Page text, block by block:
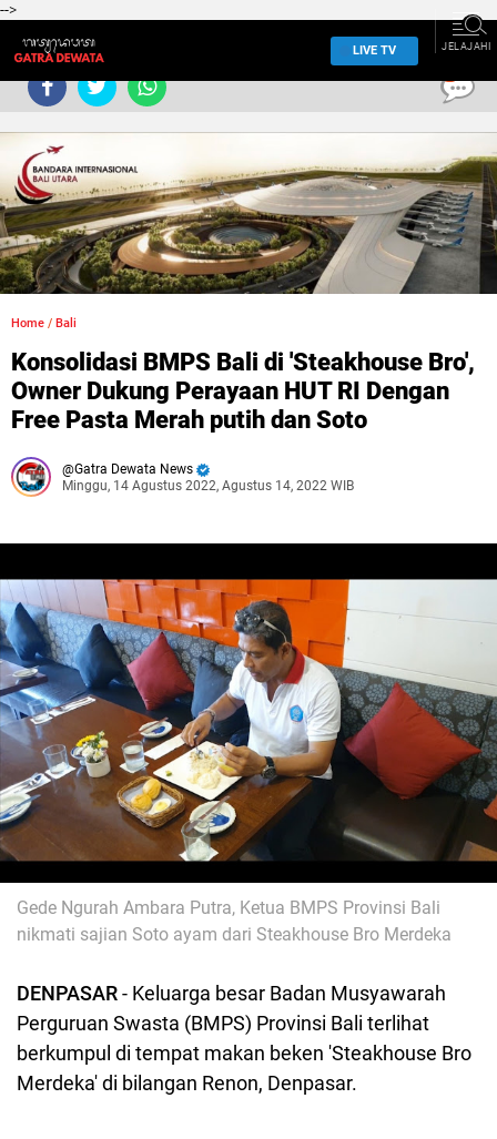
-->
LIVE TV JELAJAHI
Home / Bali
Konsolidasi BMPS Bali di 'Steakhouse Bro',
Owner Dukung Perayaan HUT RI Dengan
Free Pasta Merah putih dan Soto
Gatra Dewata News
Minggu, 14 Agustus 2022, Agustus 14, 2022 WIB
Gede Ngurah Ambara Putra, Ketua BMPS Provinsi Bali
nikmati sajian Soto ayam dari Steakhouse Bro Merdeka
DENPASAR- Keluarga besar Badan Musyawarah
Perguruan Swasta (BMPS) Provinsi Bali terlihat
berkumpul di tempat makan beken 'Steakhouse Bro
Merdeka' di bilangan Renon, Denpasar.